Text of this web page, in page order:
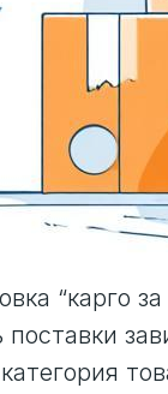
“карго
поставки